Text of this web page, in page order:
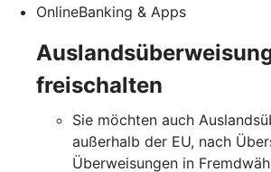
OnlineBanking & Apps
freischalten
Sie möchten auch
außerhalb der EU, nach
Überweisungen in